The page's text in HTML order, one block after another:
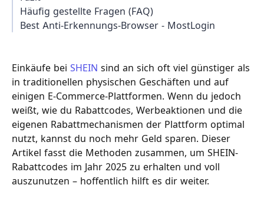
Häufig gestellte Fragen (FAQ)
Best Anti-Erkennungs-Browser - MostLogin
Einkäufe bei SHEIN sind an sich oft viel günstiger als
in traditionellen physischen Geschäften und auf
einigen E-Commerce-Plattformen. Wenn du jedoch
weißt, wie du Rabattcodes, Werbeaktionen und die
eigenen Rabattmechanismen der Plattform optimal
nutzt, kannst du noch mehr Geld sparen. Dieser
Artikel fasst die Methoden zusammen, um SHEIN-
Rabattcodes im Jahr 2025 zu erhalten und voll
auszunutzen – hoffentlich hilft es dir weiter.